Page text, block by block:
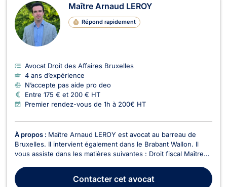
Maître Arnaud LEROY
Répond rapidement
Avocat Droit des Affaires Bruxelles
4 ans d’expérience
N’accepte pas aide pro deo
Entre 175 € et 200 € HT
Premier rendez-vous de 1h à 200€ HT
À propos : Maître Arnaud LEROY est avocat au barreau de
Bruxelles. Il intervient également dans le Brabant Wallon. Il
vous assiste dans les matières suivantes : Droit fiscal Maître
fiscal belge et international. Entre autres : Fiscalité des
revenus mobiliers.Impôt des sociétés.Fi...
Contactercet avocat